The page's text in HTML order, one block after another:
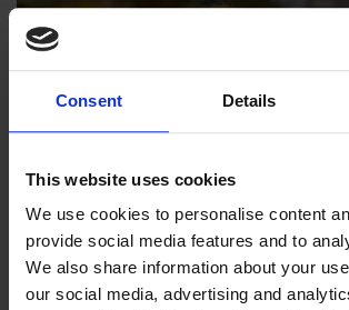
Consent Details
This website uses cookies
We use cookies to personalise content
provide social media features and to
We also share information about your
our social media, advertising and